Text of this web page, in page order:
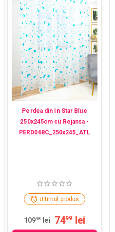
Perdea din In Star Blue
250x245cm cu Rejansa -
PERD068C_250x245_ATL
Ultimul produs
10948 lei 7499 lei